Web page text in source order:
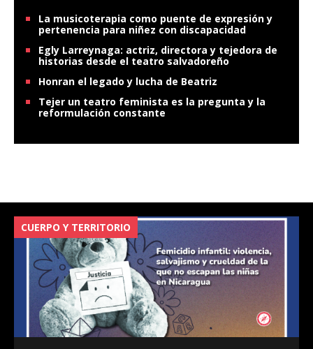
La musicoterapia como puente de expresión y
pertenencia para niñez con discapacidad
Egly Larreynaga: actriz, directora y tejedora de
historias desde el teatro salvadoreño
Honran el legado y lucha de Beatriz
Tejer un teatro feminista es la pregunta y la
reformulación constante
CUERPO Y TERRITORIO